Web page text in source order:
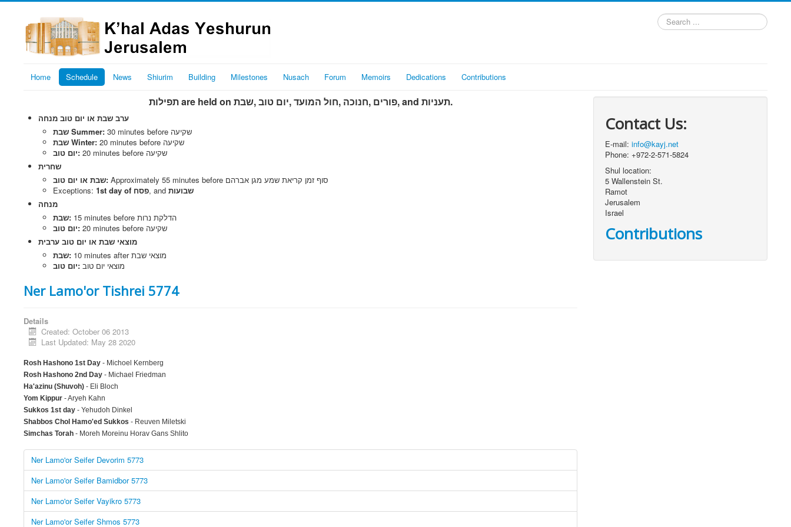
Search
...
Home Schedule News Shiurim Building Milestones Nusach Forum Memoirs Dedications Contributions
תפילות are held on שבת‎, חול המועד ,יום טוב‎, חנוכה‎, פורים‎, and תעניות‎.
ערב שבת או יום טוב מנחה
שבת Summer:
30 minutes before שקיעה
שבת Winter:
20 minutes before שקיעה
יום טוב:
20 minutes before שקיעה
שחרית
שבת או יום טוב:
Approximately 55 minutes before סוף זמן קריאת שמע מגן אברהם
Exceptions:
1st day of פסח‎, and שבועות
מנחה
שבת:
15 minutes before הדלקת נרות
יום טוב:
20 minutes before שקיעה
מוצאי שבת או יום טוב ערבית
שבת:
10 minutes after מוצאי שבת
יום טוב: מוצאי יום טוב
Ner Lamo'or Tishrei 5774
Details
Created: October 06 2013
Last Updated: May 28 2020
Rosh Hashono 1st Day - Michoel Kernberg
Rosh Hashono 2nd Day - Michael Friedman
Ha'azinu (Shuvoh) - Eli Bloch
Yom Kippur - Aryeh Kahn
Sukkos 1st day - Yehudoh Dinkel
Shabbos Chol Hamo'ed Sukkos - Reuven Miletski
Simchas Torah - Moreh Moreinu Horav Gans Shlito
Ner Lamo'or Seifer Devorim 5773
Ner Lamo'or Seifer Bamidbor 5773
Ner Lamo'or Seifer Vayikro 5773
Ner Lamo'or Seifer Shmos 5773
Contact Us:
E-mail:info@kayj.net
Phone: +972-2-571-5824
Shul location:
5 Wallenstein St.
Ramot
Jerusalem
Israel
Contributions